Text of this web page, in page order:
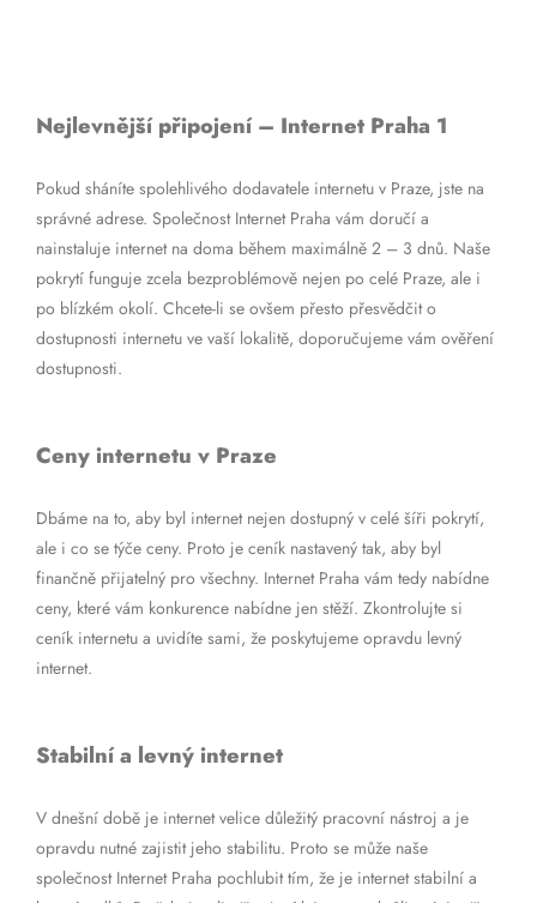
Nejlevnější připojení – Internet Praha 1
Pokud sháníte spolehlivého dodavatele internetu v Praze, jste na
správné adrese. Společnost Internet Praha vám doručí a
nainstaluje internet na doma během maximálně 2 – 3 dnů. Naše
pokrytí funguje zcela bezproblémově nejen po celé Praze, ale i
po blízkém okolí. Chcete-li se ovšem přesto přesvědčit o
dostupnosti internetu ve vaší lokalitě, doporučujeme vám ověření
dostupnosti.
Ceny internetu v Praze
Dbáme na to, aby byl internet nejen dostupný v celé šíři pokrytí,
ale i co se týče ceny. Proto je ceník nastavený tak, aby byl
finančně přijatelný pro všechny. Internet Praha vám tedy nabídne
ceny, které vám konkurence nabídne jen stěží. Zkontrolujte si
ceník internetu a uvidíte sami, že poskytujeme opravdu levný
internet.
Stabilní a levný internet
V dnešní době je internet velice důležitý pracovní nástroj a je
opravdu nutné zajistit jeho stabilitu. Proto se může naše
společnost Internet Praha pochlubit tím, že je internet stabilní a